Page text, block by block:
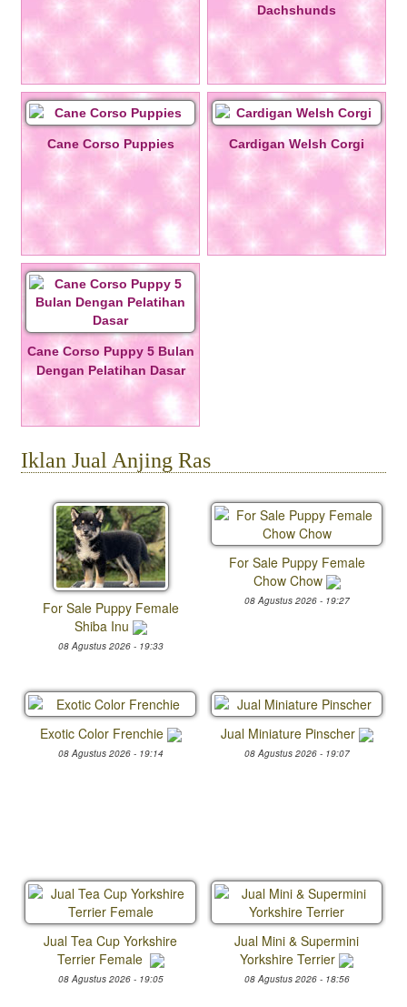
Dachshunds
Cane Corso Puppies Cardigan Welsh Corgi
Cane Corso Puppy 5 Bulan
Dengan Pelatihan Dasar
Iklan Jual Anjing Ras
For Sale Puppy Female
Shiba Inu
08 Agustus 2026 - 19:33
For Sale Puppy Female
Chow Chow
08 Agustus 2026 - 19:27
Exotic Color Frenchie
08 Agustus 2026 - 19:14
Jual Miniature Pinscher
08 Agustus 2026 - 19:07
Jual Tea Cup Yorkshire
Terrier Female
08 Agustus 2026 - 19:05
Jual Mini & Supermini
Yorkshire Terrier
08 Agustus 2026 - 18:56